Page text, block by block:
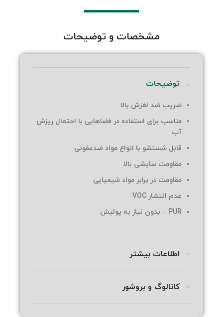
مشخصات و توضیحات
توضیحات
ضریب ضد لغزش بالا
مناسب برای استفاده در فضاهایی با احتمال ریزش
آب
قابل شستشو با انواع مواد ضدعفونی
مقاومت سایشی بالا
مقاومت در برابر مواد شیمیایی
عدم انتشار VOC
PUR – بدون نیاز به پولیش
اطلاعات بیشتر
کاتالوگ و بروشور